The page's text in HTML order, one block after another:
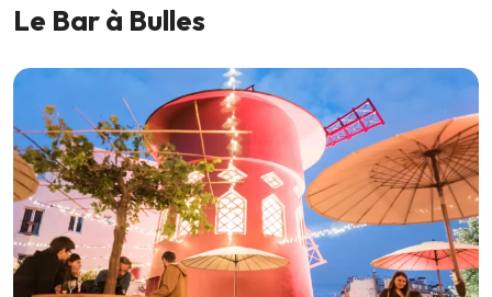
Le Bar à Bulles